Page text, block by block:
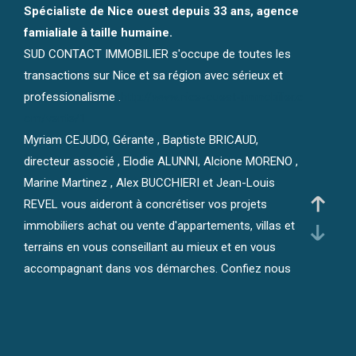
Spécialiste de Nice ouest depuis 33 ans, agence
famialiale à taille humaine.
SUD CONTACT IMMOBILIER s'occupe de toutes les
transactions sur Nice et sa région avec sérieux et
professionalisme .
Myriam CEJUDO, Gérante , Baptiste BRICAUD,
directeur associé , Elodie ALUNNI, Alcione MORENO ,
Marine Martinez , Alex BUCCHIERI et Jean-Louis
REVEL vous aideront à concrétiser vos projets
immobiliers achat ou vente d'appartements, villas et
terrains en vous conseillant au mieux et en vous
accompagnant dans vos démarches. Confiez nous
Budget
1 2 3 4
Localisation